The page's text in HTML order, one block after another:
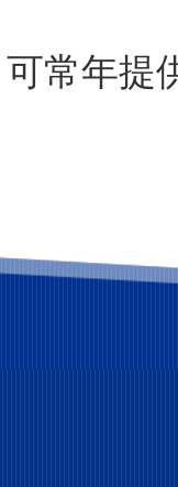
可常年提